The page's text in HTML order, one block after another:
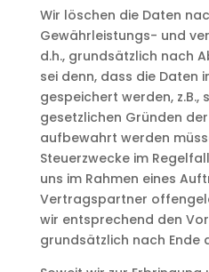
Wir löschen die Daten
Gewährleistungs- und
d.h., grundsätzlich nach
sei denn, dass die Daten
gespeichert werden, z.B.,
gesetzlichen Gründen
aufbewahrt werden
Steuerzwecke im
uns im Rahmen eines
Vertragspartner
wir entsprechend den
grundsätzlich nach Ende